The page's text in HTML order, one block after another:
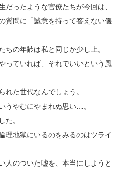
だったような官僚たちが今回は、
質問に「誠意を持って答えない儀
の年齢は私と同じか少し上。
っていれば、それでいいという風
れた世代なんでしょう。
やむにやまれぬ思い…。
た。
理地獄にいるのをみるのはツライ
人のついた嘘を、本当にしようと